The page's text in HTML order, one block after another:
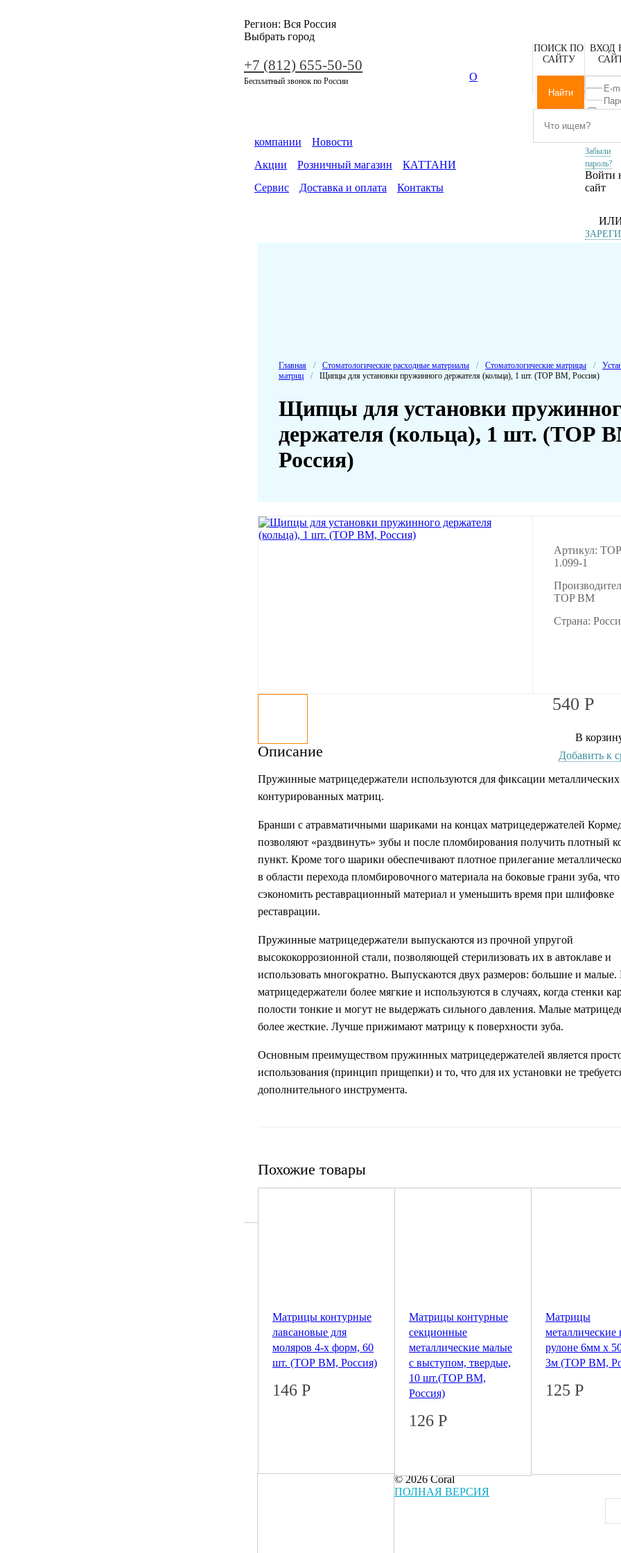
Регион: Вся Россия
Выбрать город
+7 (812) 655-50-50
Бесплатный звонок по России
ВХОД
Забыли
пароль?
Войти
сайт
ПОИСК ПО
САЙТУ
О
компании
Новости
Акции
Розничный магазин
КАТТАНИ
Сервис
Доставка и оплата Контакты
Главная / Стоматологические расходные материалы / Стоматологические матрицы /
матриц
/ Щипцы для установки пружинного держателя (кольца), 1 шт. (ТОР BM, Россия)
Щипцы для установки
держателя (кольца), 1 шт. (ТОР
Россия)
Артикул:
1.099-1
TOP BM
Страна:
540 Р
В
Добавить к
Описание
Пружинные матрицедержатели используются для фиксации металлических
контурированных матриц.
Бранши с атравматичными шариками на концах матрицедержателей
позволяют «раздвинуть» зубы и после пломбирования получить плотный
пункт. Кроме того шарики обеспечивают плотное прилегание
в области перехода пломбировочного материала на боковые грани зуба, что
сэкономить реставрационный материал и уменьшить время при шлифовке
реставрации.
Пружинные матрицедержатели выпускаются из прочной упругой
высококоррозионной стали, позволяющей стерилизовать их в автоклаве и
использовать многократно. Выпускаются двух размеров: большие и
матрицедержатели более мягкие и используются в случаях, когда стенки
полости тонкие и могут не выдержать сильного давления. Малые
более жесткие. Лучше прижимают матрицу к поверхности зуба.
Основным преимуществом пружинных матрицедержателей является
использования (принцип прищепки) и то, что для их установки не
дополнительного инструмента.
Похожие товары
Матрицы контурные
лавсановые для
моляров 4-х форм, 60
шт. (ТОР ВМ, Россия)
146 Р
Матрицы контурные
секционные
металлические малые
с выступом, твердые,
10 шт.(ТОР BM,
Россия)
126 Р
Матрицы
металлические
рулоне 6мм х
3м (ТОР BM,
125 Р
© 2026 Coral
ПОЛНАЯ ВЕРСИЯ